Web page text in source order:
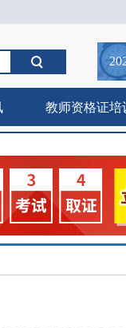
教师资格证培